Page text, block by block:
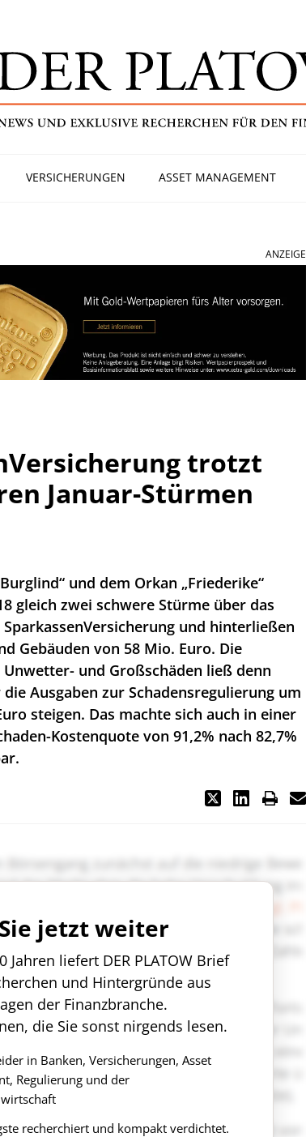
VERSICHERUNGEN ASSET MANAGEMENT
ANZEIGE
trotzt
Januar-Stürmen
und dem Orkan „Friederike“
gleich zwei schwere Stürme über das
und hinterließen
Gebäuden von 58 Mio. Euro. Die
und Großschäden ließ denn
Ausgaben zur Schadensregulierung um
steigen. Das machte sich auch in einer
Kostenquote von 91,2% nach 82,7%
jetzt weiter
Jahren liefert DER PLATOW Brief
und Hintergründe aus
der Finanzbranche.
die Sie sonst nirgends lesen.
in Banken, Versicherungen, Asset
Regulierung und der
recherchiert und kompakt verdichtet.